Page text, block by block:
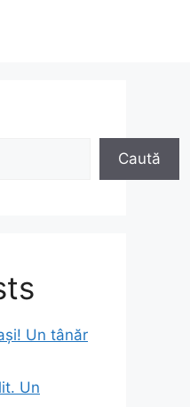
Caută
Un tânăr
Un